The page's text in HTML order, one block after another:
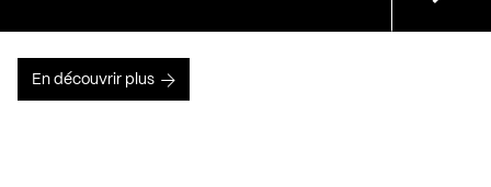
En découvrir plus